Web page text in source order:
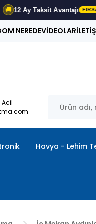
Taksit Avantajı FIRSATI
NEREDEVİDEOLAR
Havya - Lehim